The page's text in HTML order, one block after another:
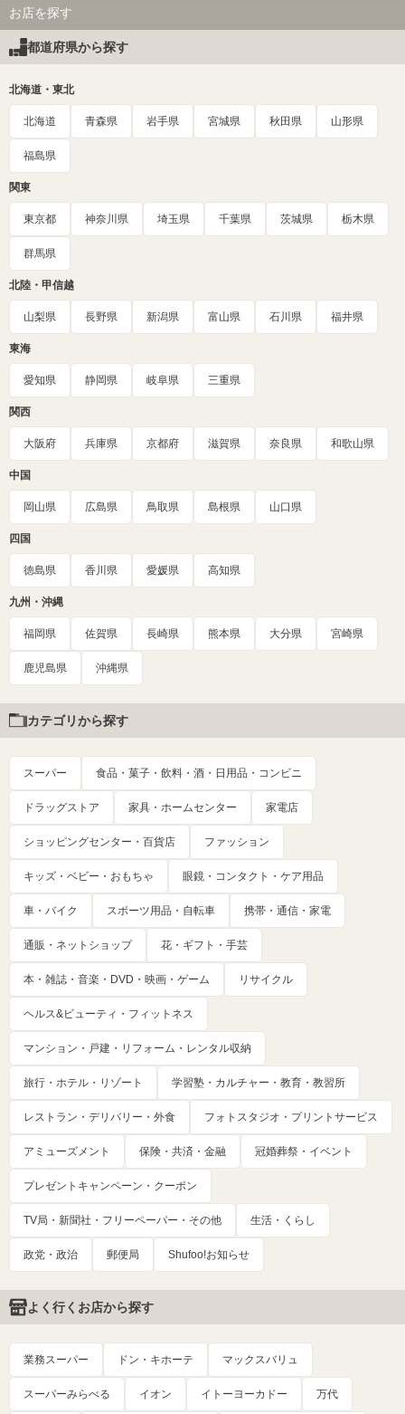
お店を探す
都道府県から探す
北海道・東北
北海道 青森県 岩手県 宮城県 秋田県 山形県
福島県
関東
東京都 神奈川県 埼玉県 千葉県 茨城県 栃木県
群馬県
北陸・甲信越
山梨県 長野県 新潟県 富山県 石川県 福井県
東海
愛知県 静岡県 岐阜県 三重県
関西
大阪府 兵庫県 京都府 滋賀県 奈良県 和歌山県
中国
岡山県 広島県 鳥取県 島根県 山口県
四国
徳島県 香川県 愛媛県 高知県
九州・沖縄
福岡県 佐賀県 長崎県 熊本県 大分県 宮崎県
鹿児島県 沖縄県
カテゴリから探す
スーパー 食品・菓子・飲料・酒・日用品・コンビニ
ドラッグストア 家具・ホームセンター 家電店
ショッピングセンター・百貨店 ファッション
キッズ・ベビー・おもちゃ 眼鏡・コンタクト・ケア用品
車・バイク スポーツ用品・自転車 携帯・通信・家電
通販・ネットショップ 花・ギフト・手芸
本・雑誌・音楽・DVD・映画・ゲーム リサイクル
ヘルス&ビューティ・フィットネス
マンション・戸建・リフォーム・レンタル収納
旅行・ホテル・リゾート 学習塾・カルチャー・教育・教習所
レストラン・デリバリー・外食 フォトスタジオ・プリントサービス
アミューズメント 保険・共済・金融 冠婚葬祭・イベント
プレゼントキャンペーン・クーポン
TV局・新聞社・フリーペーパー・その他 生活・くらし
政党・政治 郵便局 Shufoo!お知らせ
よく行くお店から探す
業務スーパー ドン・キホーテ マックスバリュ
スーパーみらべる イオン イトーヨーカドー 万代